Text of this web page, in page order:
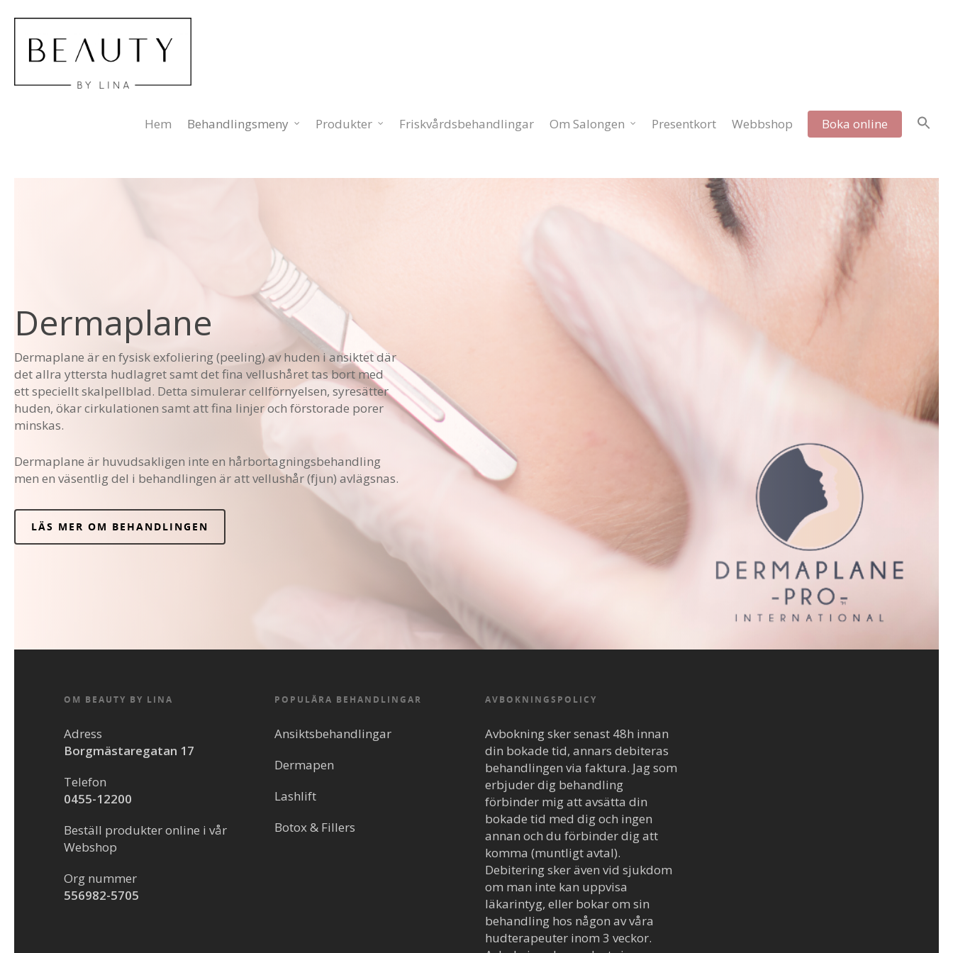
Hem Behandlingsmeny Produkter Friskvårdsbehandlingar Om Salongen Presentkort Webbshop Boka online
Dermaplane
Dermaplane är en fysisk exfoliering (peeling) av huden i ansiktet där
det allra yttersta hudlagret samt det fina vellushåret tas bort med
ett speciellt skalpellblad. Detta simulerar cellförnyelsen, syresätter
huden, ökar cirkulationen samt att fina linjer och förstorade porer
minskas.
Dermaplane är huvudsakligen inte en hårbortagningsbehandling
men en väsentlig del i behandlingen är att vellushår (fjun) avlägsnas.
LÄS MER OM BEHANDLINGEN
OM BEAUTY BY LINA
Adress
Borgmästaregatan 17
Telefon
0455-12200
Beställ produkter online i vår
Webshop
Org nummer
556982-5705
POPULÄRA BEHANDLINGAR
Ansiktsbehandlingar
Dermapen
Lashlift
Botox & Fillers
AVBOKNINGSPOLICY
Avbokning sker senast 48h innan
din bokade tid, annars debiteras
behandlingen via faktura. Jag som
erbjuder dig behandling
förbinder mig att avsätta din
bokade tid med dig och ingen
annan och du förbinder dig att
komma (muntligt avtal).
Debitering sker även vid sjukdom
om man inte kan uppvisa
läkarintyg, eller bokar om sin
behandling hos någon av våra
hudterapeuter inom 3 veckor.